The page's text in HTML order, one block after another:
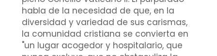
habla de la necesidad de que, en la
diversidad y variedad de sus carismas,
la comunidad cristiana se convierta en
"un lugar acogedor y hospitalario, que